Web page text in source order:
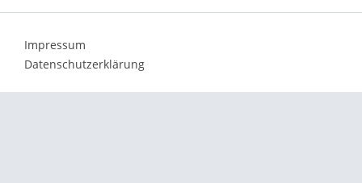
Impressum
Datenschutzerklärung